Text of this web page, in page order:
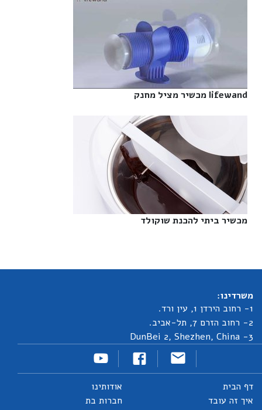
lifewand מכשיר מציל מחנק‎
מכשיר ביתי להכנת שוקולד‎
משרדינו:
1- רחוב הירדן 1, עין ורד.
2- רחוב הזרם 7, תל-אביב.
3- DunBei 2, Shezhen, China
דף הבית
איך זה עובד
אודותינו
חברות בת